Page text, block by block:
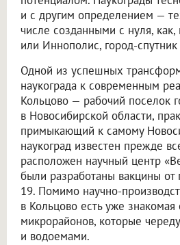
и с другим определением —
числе созданными с нуля,
или Иннополис, город-
Одной из успешных
наукограда к современным
Кольцово — рабочий поселок
в Новосибирской области,
примыкающий к самому
наукоград известен прежде
расположен научный центр
были разработаны вакцины от
19. Помимо научно-
в Кольцово есть уже знакомая
микрорайонов, которые
и водоемами.